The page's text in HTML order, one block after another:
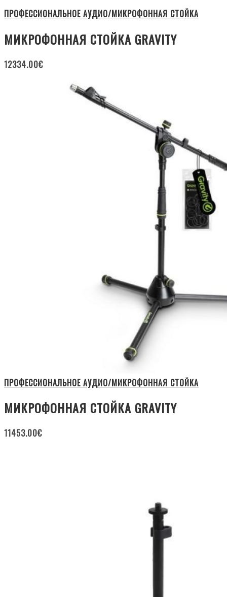
ПРОФЕССИОНАЛЬНОЕ АУДИО/МИКРОФОННАЯ СТОЙКА
МИКРОФОННАЯ СТОЙКА GRAVITY
12334.00€
ПРОФЕССИОНАЛЬНОЕ АУДИО/МИКРОФОННАЯ СТОЙКА
МИКРОФОННАЯ СТОЙКА GRAVITY
11453.00€